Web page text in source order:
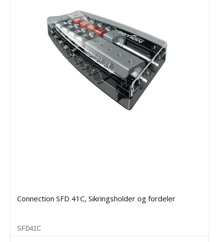
Connection SFD 41C, Sikringsholder og fordeler
SFD41C